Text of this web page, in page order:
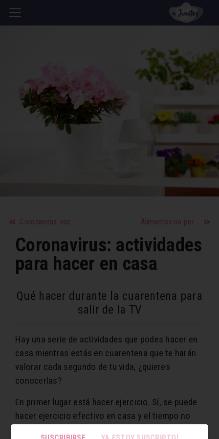
Coronavirus: recetas sencillas para hacer en casa Alimentos no perecederos: todo lo que tenés que saber
Coronavirus: actividades
para hacer en casa
Qué hacer durante la cuarentena para
salir de la TV
Hay una serie de actividades que podes hacer en
casa mientras estás en cuarentena que te harán
valorar cada segundo de tu vida, ¿quieres
conocerlas?
En primer lugar está hacer ejercicio. Sí, se puede
hacer ejercicio efectivo en casa y el tiempo no